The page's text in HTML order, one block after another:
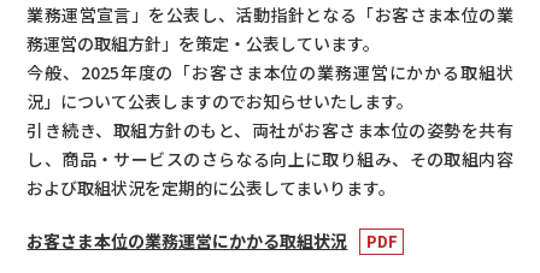
業務運営宣言」を公表し、活動指針となる「お客さま本位の業
務運営の取組方針」を策定・公表しています。
今般、2025年度の「お客さま本位の業務運営にかかる取組状
況」について公表しますのでお知らせいたします。
引き続き、取組方針のもと、両社がお客さま本位の姿勢を共有
し、商品・サービスのさらなる向上に取り組み、その取組内容
および取組状況を定期的に公表してまいります。
お客さま本位の業務運営にかかる取組状況